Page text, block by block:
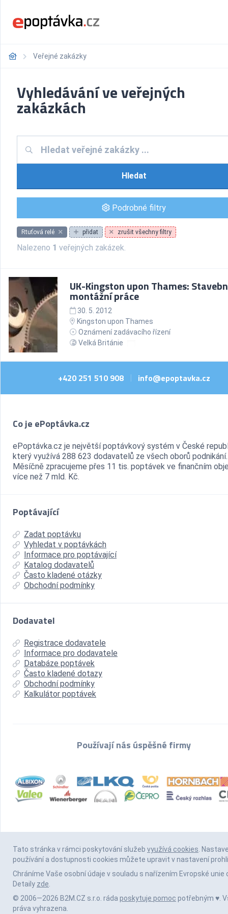
Veřejné zakázky
Vyhledávání ve veřejných
zakázkách
Hledat
Podrobné filtry
Rtuťová relé přidat zrušit všechny filtry
Nalezeno 1 veřejných zakázek.
UK-Kingston upon Thames:
montážní práce
30. 5. 2012
Kingston upon Thames
Oznámení zadávacího řízení
Velká Británie
+420 251 510 908 | info@epoptavka.cz
Co je ePoptávka.cz
ePoptávka.cz je největší poptávkový systém v České
který využívá 288 623 dodavatelů ze všech oborů podnikání.
Měsíčně zpracujeme přes 11 tis. poptávek ve finančním
více než 7 mld. Kč.
Poptávající
Zadat poptávku
Vyhledat v poptávkách
Informace pro poptávající
Katalog dodavatelů
Často kladené otázky
Obchodní podmínky
Dodavatel
Registrace dodavatele
Informace pro dodavatele
Databáze poptávek
Často kladené dotazy
Obchodní podmínky
Kalkulátor poptávek
Používají nás úspěšné firmy
Tato stránka v rámci poskytování služeb využívá cookies.
používání a dostupnosti cookies můžete upravit v nastavení
Chráníme Vaše osobní údaje v souladu s nařízením Evropské unie
Detaily zde.
© 2006—2026 B2M.CZ s.r.o. ráda poskytuje pomoc potřebným ♥️.
práva vyhrazena.